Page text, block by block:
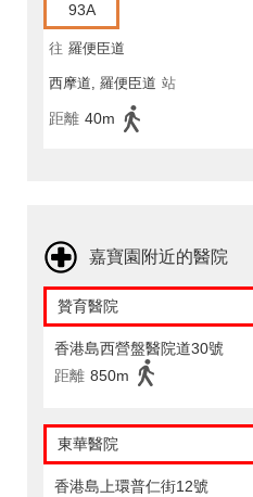
93A
往 羅便臣道
西摩道, 羅便臣道 站
距離 40m
嘉寶園附近的醫院
贊育醫院
香港島西營盤醫院道30號
距離 850m
東華醫院
香港島上環普仁街12號